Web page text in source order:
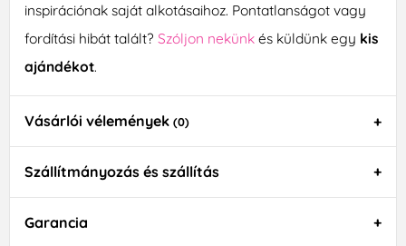
inspirációnak saját alkotásaihoz. Pontatlanságot vagy
fordítási hibát talált? Szóljon nekünkés küldünk egy kis
ajándékot.
Vásárlói vélemények (0)
Szállítmányozás és szállítás
Garancia